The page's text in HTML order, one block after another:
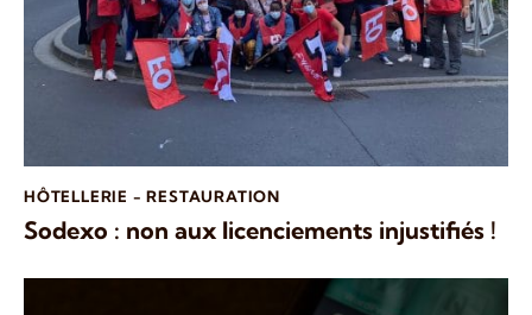
HÔTELLERIE - RESTAURATION
Sodexo : non aux licenciements injustifiés !